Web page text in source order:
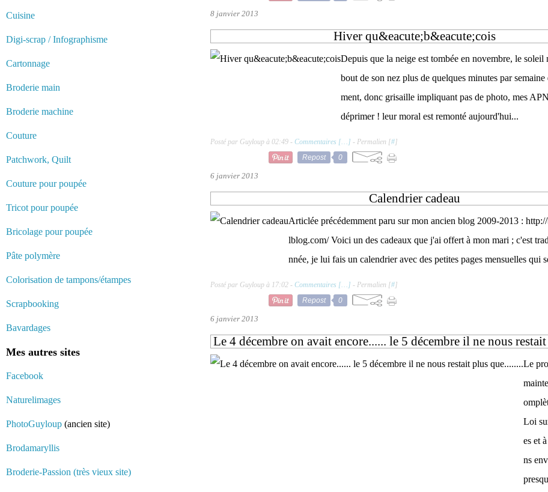
Cuisine
Digi-scrap / Infographisme
Cartonnage
Broderie main
Broderie machine
Couture
Patchwork, Quilt
Couture pour poupée
Tricot pour poupée
Bricolage pour poupée
Pâte polymère
Colorisation de tampons/étampes
Scrapbooking
Bavardages
Mes autres sites
Facebook
Naturelimages
PhotoGuyloup (ancien site)
Brodamaryllis
Broderie-Passion (très vieux site)
8 janvier 2013
Hiver qu&eacute;b&eacute;cois
Depuis que la neige est tombée en novembre, le soleil
bout de son nez plus de quelques minutes par semaine
ment, donc grisaille impliquant pas de photo, mes
déprimer ! leur moral est remonté aujourd'hui...
Posté par Guyloup à 02:49 - Commentaires [… ] - Permalien [#]
Repost
0
6 janvier 2013
Calendrier cadeau
Articlée précédemment paru sur mon ancien blog 2009-2013 :
lblog.com/ Voici un des cadeaux que j'ai offert à mon mari ; c'est
nnée, je lui fais un calendrier avec des petites pages mensuelles qui
Posté par Guyloup à 17:02 - Commentaires [… ] - Permalien [#]
Repost
0
6 janvier 2013
Le 4 décembre on avait encore...... le 5 décembre il ne nous
Le
Loi
es et
ns